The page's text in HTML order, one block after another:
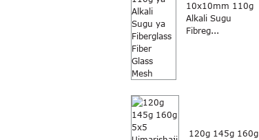
10x10mm 110g
Alkali Sugu
Fibreg...
120g 145g 160g